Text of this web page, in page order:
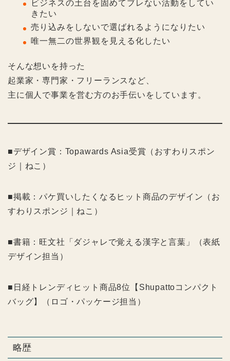
ビジネスの土台を固めてブレない活動をしてい
きたい
売り込みをしないで選ばれるようになりたい
唯一無二の世界観を見える化したい
そんな想いを持った
起業家・専門家・フリーランスなど、
主に個人で事業を営む方のお手伝いをしています。
■デザイン賞：Topawards Asia受賞（おすわりスポン
ジ｜ねこ）
■掲載：パケ買いしたくなるヒット商品のデザイン（お
すわりスポンジ｜ねこ）
■書籍：旺文社「ダジャレで覚える漢字と言葉」（表紙
デザイン担当）
■日経トレンディヒット商品8位【Shupattoコンパクト
バッグ】（ロゴ・パッケージ担当）
略歴